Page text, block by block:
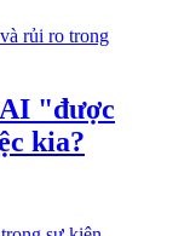
"được
kia?